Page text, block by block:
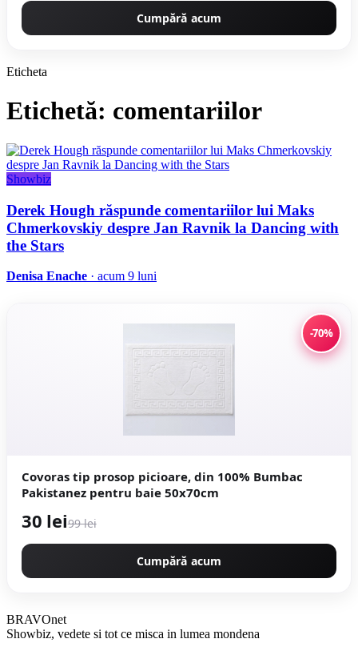
Cumpără acum
Eticheta
Etichetă: comentariilor
Showbiz
Derek Hough răspunde comentariilor lui Maks
Chmerkovskiy despre Jan Ravnik la Dancing with
the Stars
Denisa Enache · acum 9 luni
-70%
Covoras tip prosop picioare, din 100% Bumbac
Pakistanez pentru baie 50x70cm
30 lei99 lei
Cumpără acum
BRAVOnet
Showbiz, vedete si tot ce misca in lumea mondena